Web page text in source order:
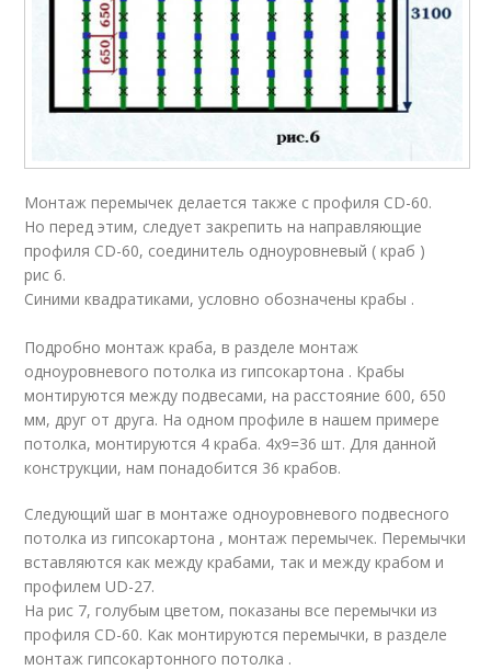
Монтаж перемычек делается также с профиля CD-60.
Но перед этим, следует закрепить на направляющие
профиля CD-60, соединитель одноуровневый ( краб )
рис 6.
Синими квадратиками, условно обозначены крабы .
Подробно монтаж краба, в разделе монтаж
одноуровневого потолка из гипсокартона . Крабы
монтируются между подвесами, на расстояние 600, 650
мм, друг от друга. На одном профиле в нашем примере
потолка, монтируются 4 краба. 4х9=36 шт. Для данной
конструкции, нам понадобится 36 крабов.
Следующий шаг в монтаже одноуровневого подвесного
потолка из гипсокартона , монтаж перемычек. Перемычки
вставляются как между крабами, так и между крабом и
профилем UD-27.
На рис 7, голубым цветом, показаны все перемычки из
профиля CD-60. Как монтируются перемычки, в разделе
монтаж гипсокартонного потолка .